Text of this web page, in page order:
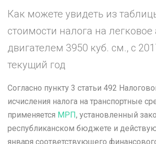
Как можете увидеть из
стоимости налога на легковое
двигателем 3950 куб. см., с
текущий год
Согласно пункту 3 статьи 492
исчисления налога на транспортные
применяется МРП, установленный
республиканском бюджете и
января соответствующего